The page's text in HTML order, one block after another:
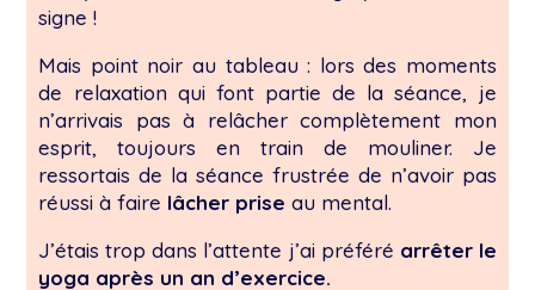
signe !
Mais point noir au tableau : lors des moments
de relaxation qui font partie de la séance, je
n’arrivais pas à relâcher complètement mon
esprit, toujours en train de mouliner. Je
ressortais de la séance frustrée de n’avoir pas
réussi à faire lâcher prise au mental.
J’étais trop dans l’attente j’ai préféré arrêter le
yoga après un an d’exercice.